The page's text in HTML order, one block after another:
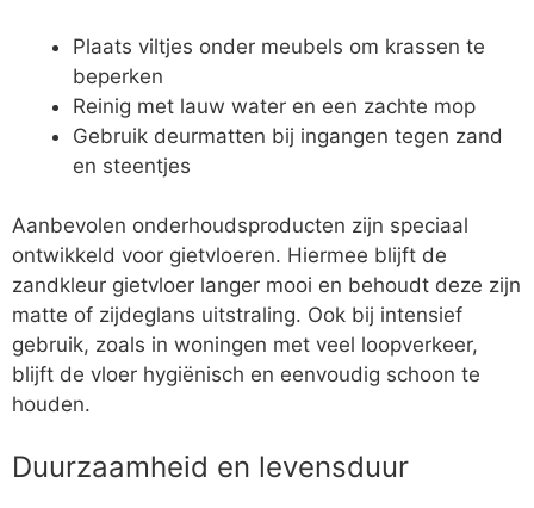
Plaats viltjes onder meubels om krassen te
beperken
Reinig met lauw water en een zachte mop
Gebruik deurmatten bij ingangen tegen zand
en steentjes
Aanbevolen onderhoudsproducten zijn speciaal
ontwikkeld voor gietvloeren. Hiermee blijft de
zandkleur gietvloer langer mooi en behoudt deze zijn
matte of zijdeglans uitstraling. Ook bij intensief
gebruik, zoals in woningen met veel loopverkeer,
blijft de vloer hygiënisch en eenvoudig schoon te
houden.
Duurzaamheid en levensduur